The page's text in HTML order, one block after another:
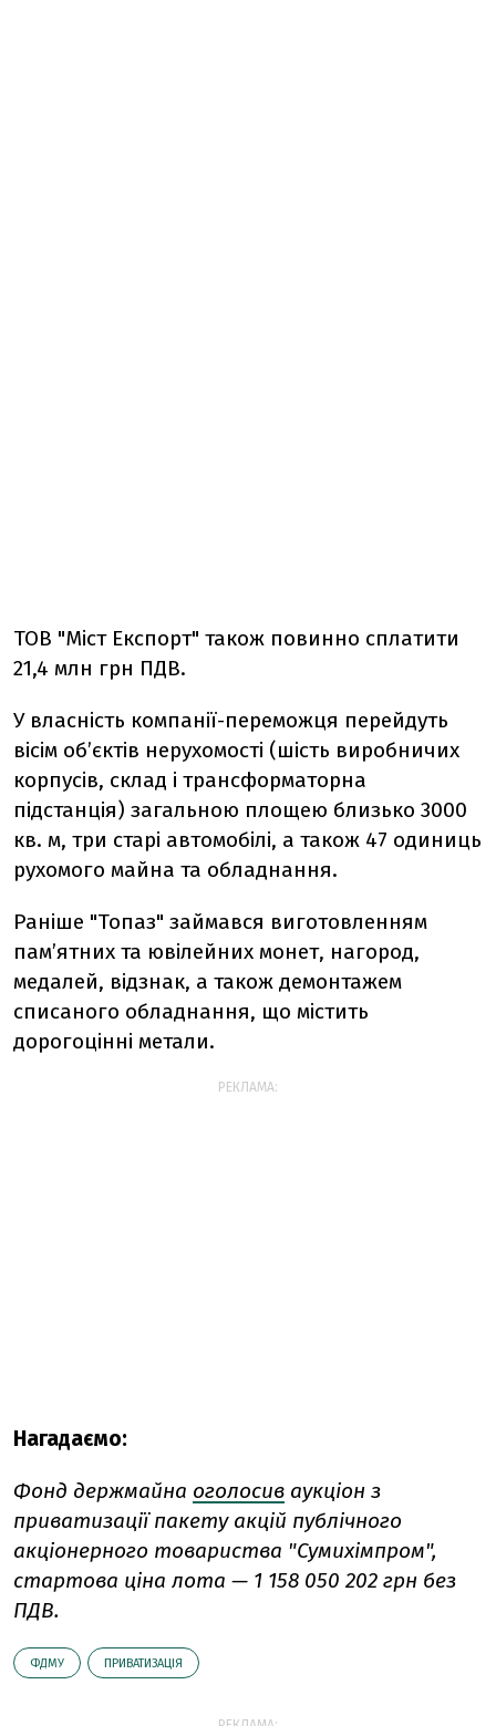
ТОВ "Міст Експорт" також повинно сплатити
21,4 млн грн ПДВ.
У власність компанії-переможця перейдуть
вісім об’єктів нерухомості (шість виробничих
корпусів, склад і трансформаторна
підстанція) загальною площею близько 3000
кв. м, три старі автомобілі, а також 47 одиниць
рухомого майна та обладнання.
Раніше "Топаз" займався виготовленням
пам’ятних та ювілейних монет, нагород,
медалей, відзнак, а також демонтажем
списаного обладнання, що містить
дорогоцінні метали.
РЕКЛАМА:
Нагадаємо:
Фонд держмайна оголосив аукціон з
приватизації пакету акцій публічного
акціонерного товариства "Сумихімпром",
стартова ціна лота — 1 158 050 202 грн без
ПДВ.
ФДМУ ПРИВАТИЗАЦІЯ